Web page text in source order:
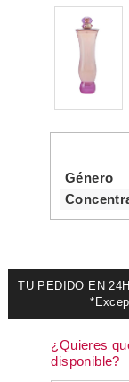
Género
TU PEDIDO EN
¿Quieres
disponible?